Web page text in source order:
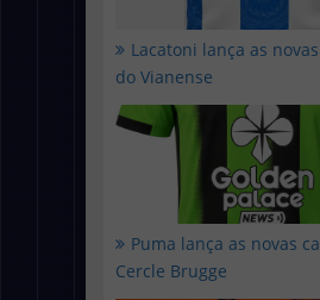
Lacatoni lança as
do Vianense
Puma lança as novas
Cercle Brugge